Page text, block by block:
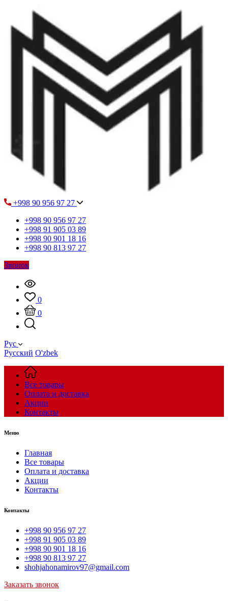
+998 90 956 97 27
+998 90 956 97 27
+998 91 905 03 89
+998 90 901 18 16
+998 90 813 97 27
Звонок
0
0
Рус
Русский O'zbek
Все товары
Оплата и доставка
Акции
Контакты
Меню
Главная
Все товары
Оплата и доставка
Акции
Контакты
Контакты
+998 90 956 97 27
+998 91 905 03 89
+998 90 901 18 16
+998 90 813 97 27
shohjahonamirov97@gmail.com
Заказать звонок